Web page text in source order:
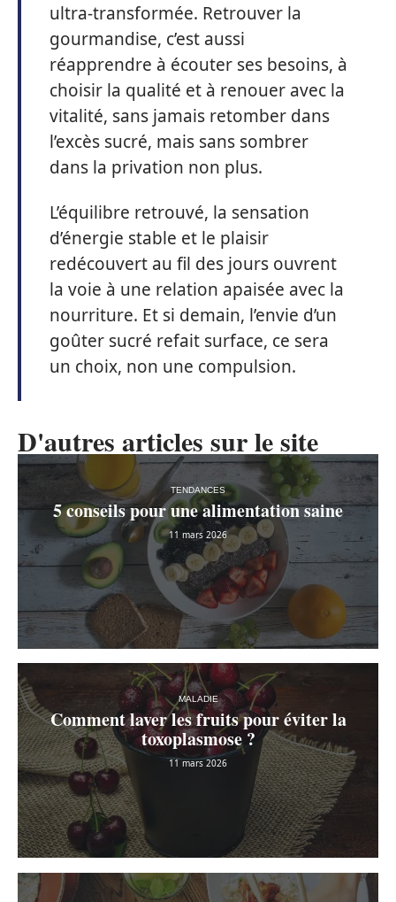
ultra-transformée. Retrouver la
gourmandise, c’est aussi
réapprendre à écouter ses besoins, à
choisir la qualité et à renouer avec la
vitalité, sans jamais retomber dans
l’excès sucré, mais sans sombrer
dans la privation non plus.
L’équilibre retrouvé, la sensation
d’énergie stable et le plaisir
redécouvert au fil des jours ouvrent
la voie à une relation apaisée avec la
nourriture. Et si demain, l’envie d’un
goûter sucré refait surface, ce sera
un choix, non une compulsion.
D'autres articles sur le site
TENDANCES
5 conseils pour une alimentation saine
11 mars 2026
MALADIE
Comment laver les fruits pour éviter la
toxoplasmose ?
11 mars 2026